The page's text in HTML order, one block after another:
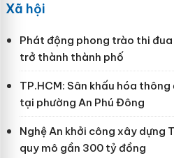
Xã hội
Phát động phong trào thi
trở thành thành phố
TP.HCM: Sân khấu hóa
tại phường An Phú Đông
Nghệ An khởi công xây dựng
quy mô gần 300 tỷ đồng